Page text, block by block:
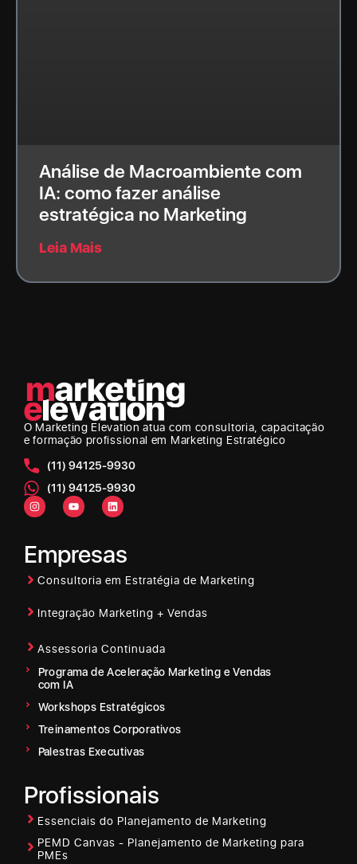
Análise de Macroambiente com
IA: como fazer análise
estratégica no Marketing
Leia Mais
O Marketing Elevation atua com consultoria, capacitação
e formação profissional em Marketing Estratégico
(11) 94125-9930
(11) 94125-9930
Empresas
Consultoria em Estratégia de Marketing
Integração Marketing + Vendas
Assessoria Continuada
Programa de Aceleração Marketing e Vendas
com IA
Workshops Estratégicos
Treinamentos Corporativos
Palestras Executivas
Profissionais
Essenciais do Planejamento de Marketing
PEMD Canvas - Planejamento de Marketing para
PMEs